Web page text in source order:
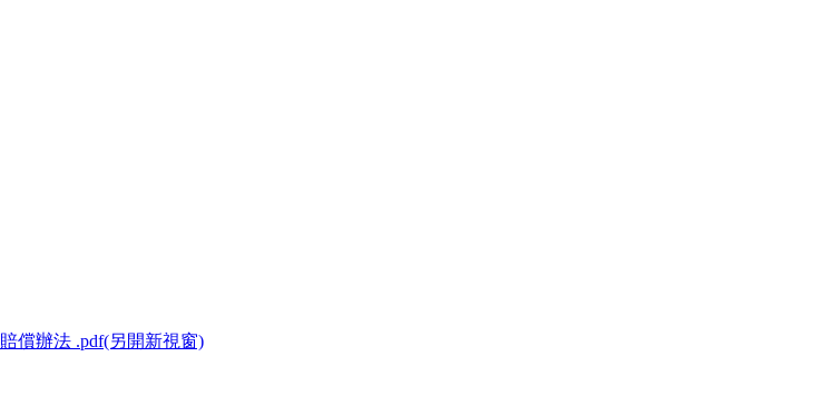
賠償辦法 .pdf(另開新視窗)